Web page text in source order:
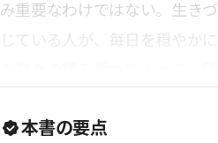
み重要なわけではない。生き
じている人が、毎日を穏やか
本書の要点